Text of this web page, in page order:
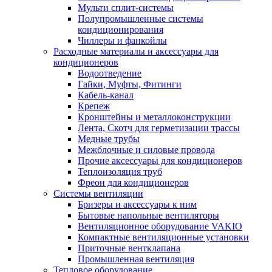
Мульти сплит-системы
Полупромышленные системы
кондиционирования
Чиллеры и фанкойлы
Расходные материалы и аксессуары для
кондиционеров
Водоотведение
Гайки, Муфты, Фитинги
Кабель-канал
Крепеж
Кронштейны и металлоконструкции
Лента, Скотч для герметизации трассы
Медные трубы
Межблочные и силовые провода
Прочие аксессуары для кондиционеров
Теплоизоляция труб
Фреон для кондиционеров
Системы вентиляции
Бризеры и аксессуары к ним
Бытовые напольные вентиляторы
Вентиляционное оборудование VAKIO
Компактные вентиляционные установки
Приточные вентклапана
Промышленная вентиляция